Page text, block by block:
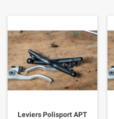
Leviers Polisport APT